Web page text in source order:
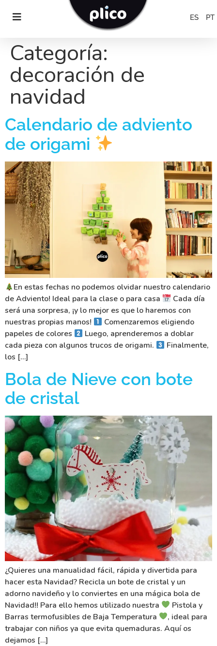
ES PT
Categoría:
decoración de
navidad
Calendario de adviento
de origami
En estas fechas no podemos olvidar nuestro calendario
de Adviento! Ideal para la clase o para casa
Cada día
será una sorpresa, ¡y lo mejor es que lo haremos con
nuestras propias manos!
Comenzaremos eligiendo
papeles de colores
Luego, aprenderemos a doblar
cada pieza con algunos trucos de origami.
Finalmente,
los […]
Bola de Nieve con bote
de cristal
¿Quieres una manualidad fácil, rápida y divertida para
hacer esta Navidad? Recicla un bote de cristal y un
adorno navideño y lo conviertes en una mágica bola de
Navidad!! Para ello hemos utilizado nuestra
Pistola y
Barras termofusibles de Baja Temperatura
, ideal para
trabajar con niños ya que evita quemaduras. Aquí os
dejamos […]